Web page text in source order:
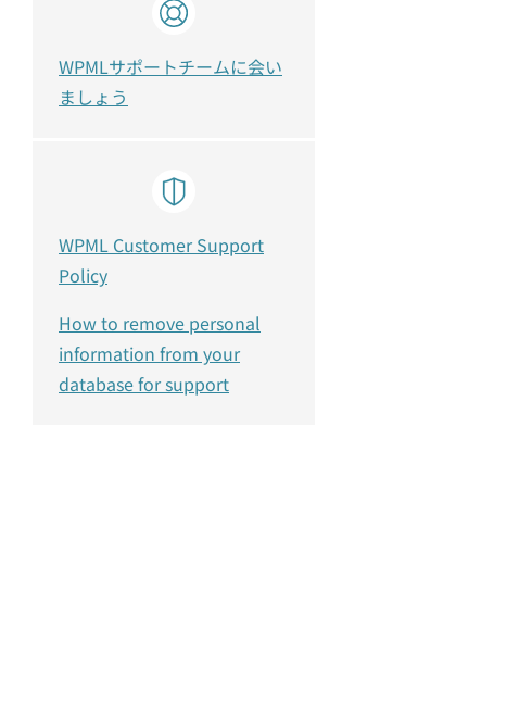
WPMLサポートチームに会い
ましょう
WPML Customer Support
Policy
How to remove personal
information from your
database for support